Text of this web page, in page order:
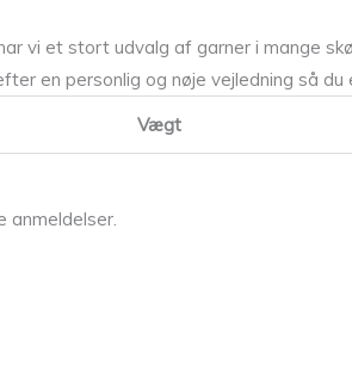
vi et stort udvalg af garner i mange
en personlig og nøje vejledning så
Vægt
anmeldelser.